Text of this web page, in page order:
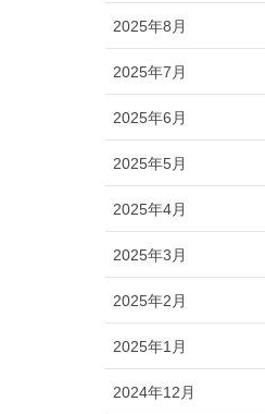
2025年8月
2025年7月
2025年6月
2025年5月
2025年4月
2025年3月
2025年2月
2025年1月
2024年12月